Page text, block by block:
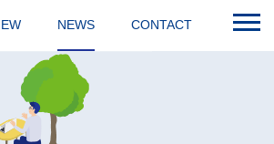
NEWS CONTACT